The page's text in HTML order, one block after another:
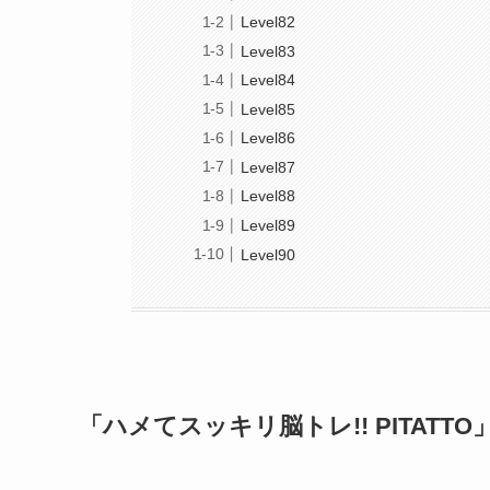
Level82
Level83
Level84
Level85
Level86
Level87
Level88
Level89
Level90
「ハメてスッキリ脳トレ!! PITATTO